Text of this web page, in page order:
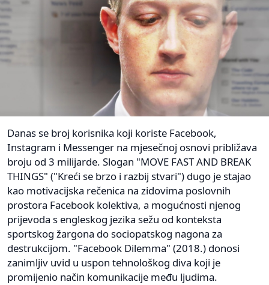
Danas se broj korisnika koji koriste Facebook,
Instagram i Messenger na mjesečnoj osnovi približava
broju od 3 milijarde. Slogan "MOVE FAST AND BREAK
THINGS" ("Kreći se brzo i razbij stvari") dugo je stajao
kao motivacijska rečenica na zidovima poslovnih
prostora Facebook kolektiva, a mogućnosti njenog
prijevoda s engleskog jezika sežu od konteksta
sportskog žargona do sociopatskog nagona za
destrukcijom. "Facebook Dilemma" (2018.) donosi
zanimljiv uvid u uspon tehnološkog diva koji je
promijenio način komunikacije među ljudima.